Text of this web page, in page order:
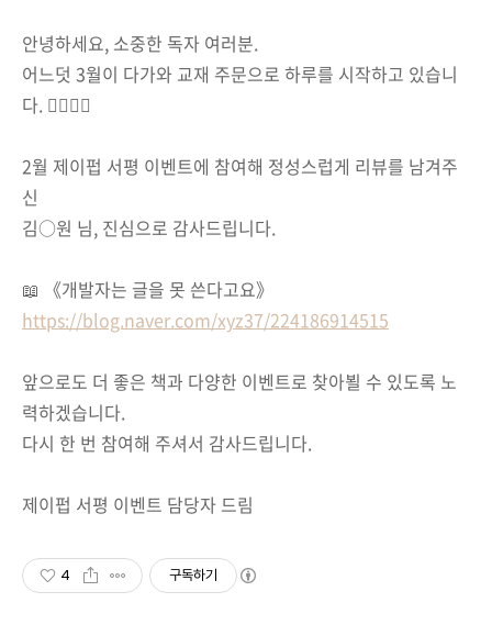
안녕하세요, 소중한 독자 여러분.
어느덧 3월이 다가와 교재 주문으로 하루를 시작하고 있습니
다. 🙇‍♂️🙇‍♀️
2월 제이펍 서평 이벤트에 참여해 정성스럽게 리뷰를 남겨주
신
김○원 님, 진심으로 감사드립니다.
📖 《개발자는 글을 못 쓴다고요》
https://blog.naver.com/xyz37/224186914515
앞으로도 더 좋은 책과 다양한 이벤트로 찾아뵐 수 있도록 노
력하겠습니다.
다시 한 번 참여해 주셔서 감사드립니다.
제이펍 서평 이벤트 담당자 드림
4 구독하기